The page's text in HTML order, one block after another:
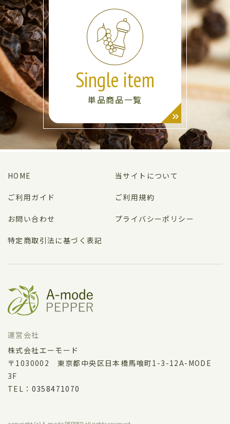
Single item
単品商品一覧
運営会社
株式会社エーモード
〒1030002 東京都中央区日本橋馬喰町1-3-12A-MODE
3F
TEL： 0358471070
HOME 当サイトについて
ご利用ガイド ご利用規約
お問い合わせ プライバシーポリシー
特定商取引法に基づく表記